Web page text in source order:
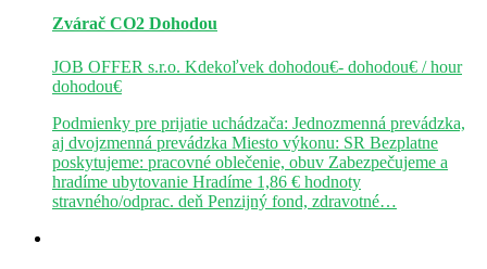
Zvárač CO2 Dohodou
JOB OFFER s.r.o. Kdekoľvek dohodou€- dohodou€ / hour
dohodou€
Podmienky pre prijatie uchádzača: Jednozmenná prevádzka,
aj dvojzmenná prevádzka Miesto výkonu: SR Bezplatne
poskytujeme: pracovné oblečenie, obuv Zabezpečujeme a
hradíme ubytovanie Hradíme 1,86 € hodnoty
stravného/odprac. deň Penzijný fond, zdravotné…